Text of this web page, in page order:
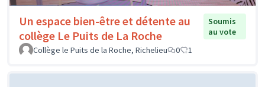
Un espace bien-être et détente au
collège Le Puits de La Roche
Soumis
au vote
Collège le Puits de la Roche, Richelieu
0 1